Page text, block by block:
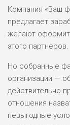
Компания «Ваш
предлагает
желают
этого партнеров.
Но собранные
организации —
действительно
отношения
невыгодные